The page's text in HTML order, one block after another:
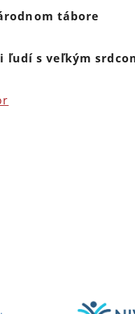
tábore
ľudí s veľkým